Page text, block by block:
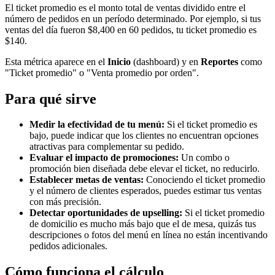
El ticket promedio es el monto total de ventas dividido entre el
número de pedidos en un período determinado. Por ejemplo, si tus
ventas del día fueron $8,400 en 60 pedidos, tu ticket promedio es
$140.
Esta métrica aparece en el Inicio (dashboard) y en Reportes como
"Ticket promedio" o "Venta promedio por orden".
Para qué sirve
Medir la efectividad de tu menú: Si el ticket promedio es
bajo, puede indicar que los clientes no encuentran opciones
atractivas para complementar su pedido.
Evaluar el impacto de promociones: Un combo o
promoción bien diseñada debe elevar el ticket, no reducirlo.
Establecer metas de ventas: Conociendo el ticket promedio
y el número de clientes esperados, puedes estimar tus ventas
con más precisión.
Detectar oportunidades de upselling: Si el ticket promedio
de domicilio es mucho más bajo que el de mesa, quizás tus
descripciones o fotos del menú en línea no están incentivando
pedidos adicionales.